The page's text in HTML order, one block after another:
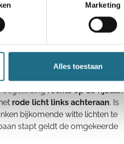
Marketing
Alles toestaan
meter) moet een groep
de term 'groep' echter niet
Extra zichtbaarheid kan
verhoogde berm, gewone
begeleidingrechts op de rijbaan
rode licht links achteraan. Is
bijkomende witte lichten te
stapt geldt de omgekeerde